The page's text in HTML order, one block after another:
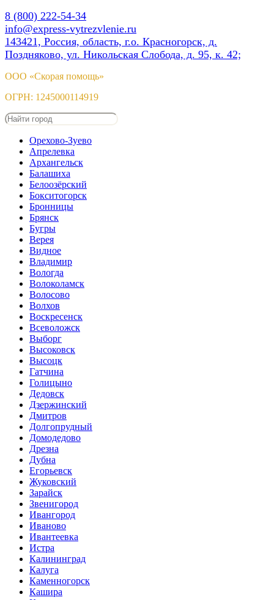
8 (800) 222-54-34
info@express-vytrezvlenie.ru
143421, Россия, область, г.о. Красногорск, д.
Поздняково, ул. Никольская Слобода, д. 95, к. 42;
ООО «Скорая помощь»
ОГРН: 1245000114919
Орехово-Зуево
Апрелевка
Архангельск
Балашиха
Белоозёрский
Бокситогорск
Бронницы
Брянск
Бугры
Верея
Видное
Владимир
Вологда
Волоколамск
Волосово
Волхов
Воскресенск
Всеволожск
Выборг
Высоковск
Высоцк
Гатчина
Голицыно
Дедовск
Дзержинский
Дмитров
Долгопрудный
Домодедово
Дрезна
Дубна
Егорьевск
Жуковский
Зарайск
Звенигород
Ивангород
Иваново
Ивантеевка
Истра
Калининград
Калуга
Каменногорск
Кашира